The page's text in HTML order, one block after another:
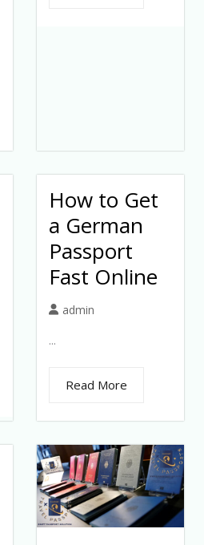
How to Get
a German
Passport
Fast Online
admin
...
Read More